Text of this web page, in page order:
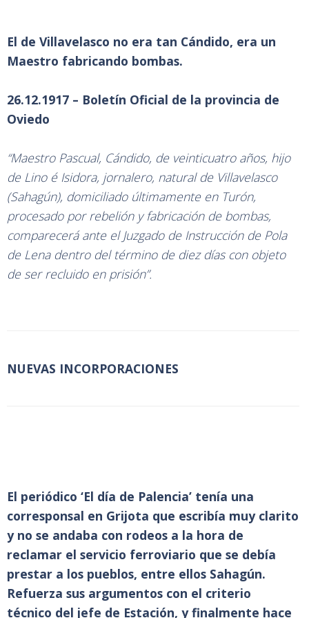
El de Villavelasco no era tan Cándido, era un
Maestro fabricando bombas.
26.12.1917 – Boletín Oficial de la provincia de
Oviedo
“Maestro Pascual, Cándido, de veinticuatro años, hijo
de Lino é Isidora, jornalero, natural de Villavelasco
(Sahagún), domiciliado últimamente en Turón,
procesado por rebelión y fabricación de bombas,
comparecerá ante el Juzgado de Instrucción de Pola
de Lena dentro del término de diez días con objeto
de ser recluido en prisión”.
NUEVAS INCORPORACIONES
El periódico ‘El día de Palencia’ tenía una
corresponsal en Grijota que escribía muy clarito
y no se andaba con rodeos a la hora de
reclamar el servicio ferroviario que se debía
prestar a los pueblos, entre ellos Sahagún.
Refuerza sus argumentos con el criterio
técnico del jefe de Estación, y finalmente hace